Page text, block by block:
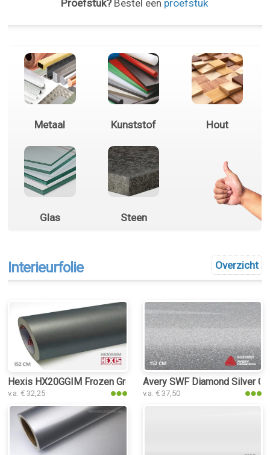
Proefstuk?Bestel een proefstuk
Metaal Kunststof Hout
Glas Steen
Overzicht
Interieurfolie
Hexis HX20GGIM Frozen Grey Matt interieurfolie
v.a. € 32,25
Avery SWF Diamond Silver
v.a. € 37,50